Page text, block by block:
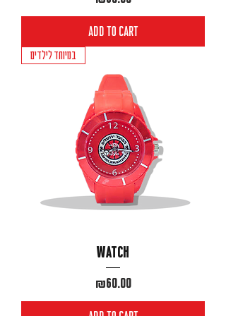
Add to Cart
במיוחד לילדים
Watch
Price
₪60.00